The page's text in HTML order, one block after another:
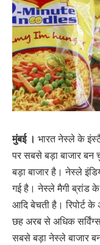
मुंबई । भारत नेस्ले के
पर सबसे बड़ा बाजार
बड़ा बाजार है। नेस्ले
गई है। नेस्ले मैगी ब्रांड
आदि बेचती है। रिपोर्ट
छह अरब से अधिक
सबसे बड़ा नेस्ले बाजार बन